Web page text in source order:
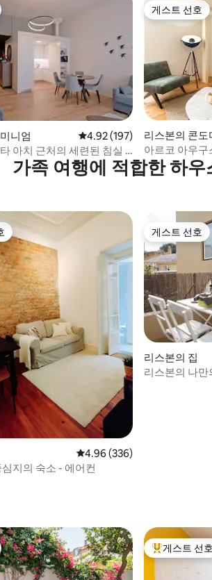
개
니엄 평점 4.92점(5점 만점), 후기
4.92 (197)
아치 근처의 세련된 침실 1
이터 · Arcoy
게스트 선호
게스트 선호
리스본의 콘도
아르코 아우구
아파트@코메
가족 여행에 적합한 하우
개
호
평점 4.96점(5점 만점), 후기
4.96 (336)
지의 숙소 - 에어컨
게스트 선호
게스트 선호
리스본의 집
리스본의 나
상위 게스트
게스트 선호